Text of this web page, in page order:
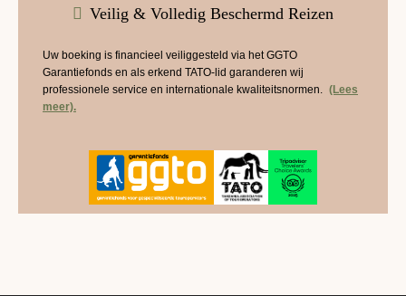
Veilig & Volledig Beschermd Reizen
Uw boeking is financieel veiliggesteld via het GGTO
Garantiefonds en als erkend TATO-lid garanderen wij
professionele service en internationale kwaliteitsnormen. (Lees
meer).